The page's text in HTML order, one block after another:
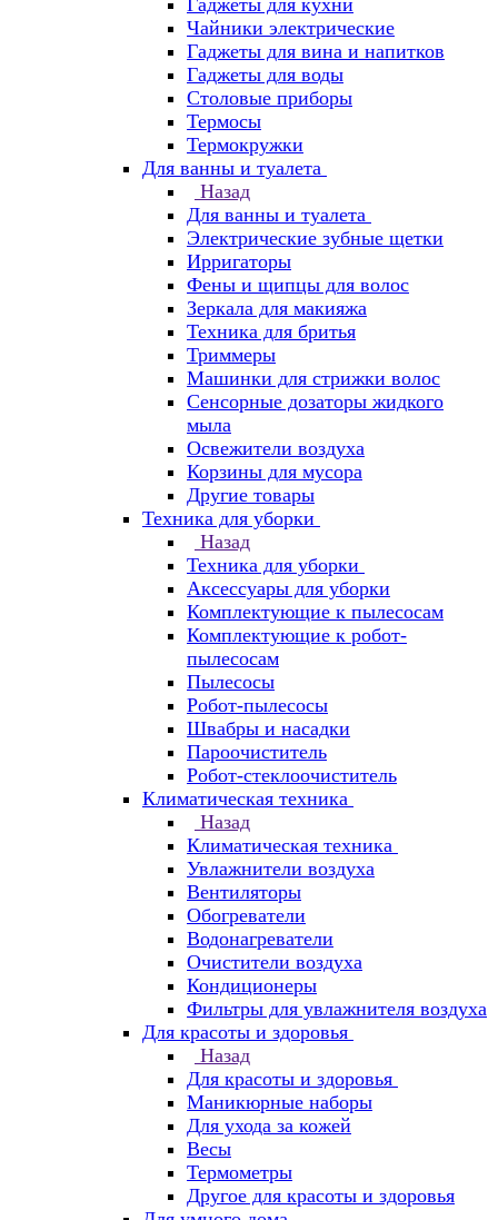
Гаджеты для кухни
Чайники электрические
Гаджеты для вина и напитков
Гаджеты для воды
Столовые приборы
Термосы
Термокружки
Для ванны и туалета
Назад
Для ванны и туалета
Электрические зубные щетки
Ирригаторы
Фены и щипцы для волос
Зеркала для макияжа
Техника для бритья
Триммеры
Машинки для стрижки волос
Сенсорные дозаторы жидкого
мыла
Освежители воздуха
Корзины для мусора
Другие товары
Техника для уборки
Назад
Техника для уборки
Аксессуары для уборки
Комплектующие к пылесосам
Комплектующие к робот-
пылесосам
Пылесосы
Робот-пылесосы
Швабры и насадки
Пароочиститель
Робот-стеклоочиститель
Климатическая техника
Назад
Климатическая техника
Увлажнители воздуха
Вентиляторы
Обогреватели
Водонагреватели
Очистители воздуха
Кондиционеры
Фильтры для увлажнителя воздуха
Для красоты и здоровья
Назад
Для красоты и здоровья
Маникюрные наборы
Для ухода за кожей
Весы
Термометры
Другое для красоты и здоровья